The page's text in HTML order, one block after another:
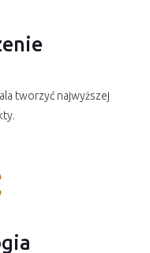
tworzyć najwyższej